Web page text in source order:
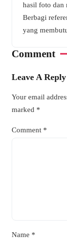
hasil foto dan
Berbagi
yang
Comment
Leave A Reply
Your email
marked *
Comment *
Name *